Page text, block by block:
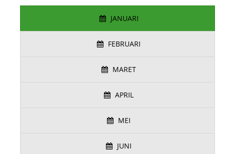
JANUARI
FEBRUARI
MARET
APRIL
MEI
JUNI